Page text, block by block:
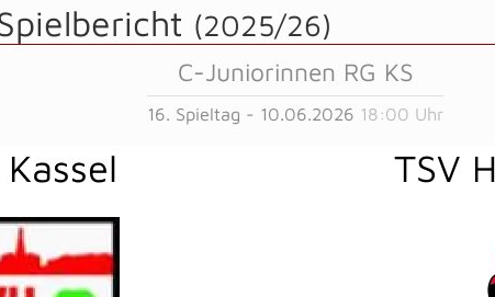
(2025/26)
C-Juniorinnen RG KS
16. Spieltag - 10.06.2026 18:00 Uhr
Kassel TSV